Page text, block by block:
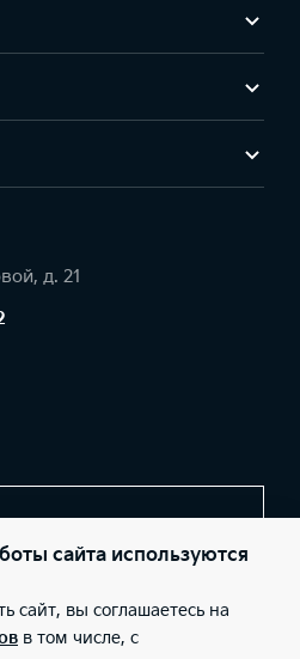
д. 21
звонок
"КИА-Центр Киров"
ул. А.Горбуновой, д. 21; Телефон:
ОГРН: 1064345134644),
сайта используются
сайт, вы соглашаетесь на
в том числе, с